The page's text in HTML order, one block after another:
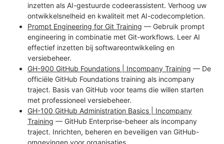
inzetten als AI-gestuurde codeerassistent. Verhoog uw
ontwikkelsnelheid en kwaliteit met AI-codecompletion.
Prompt Engineering for Git Training — Gebruik prompt
engineering in combinatie met Git-workflows. Leer AI
effectief inzetten bij softwareontwikkeling en
versiebeheer.
GH-900 GitHub Foundations | Incompany Training — De
officiële GitHub Foundations training als incompany
traject. Basis van GitHub voor teams die willen starten
met professioneel versiebeheer.
GH-100 GitHub Administration Basics | Incompany
Training — GitHub Enterprise-beheer als incompany
traject. Inrichten, beheren en beveiligen van GitHub-
omgevingen voor organisaties.